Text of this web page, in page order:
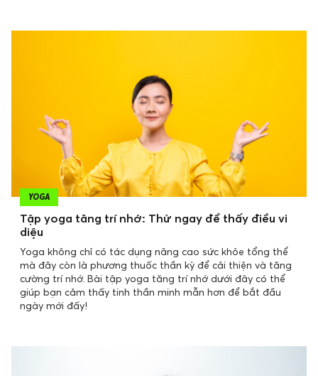
YOGA
Tập yoga tăng trí nhớ: Thử ngay để thấy điều vi
diệu
Yoga không chỉ có tác dụng nâng cao sức khỏe tổng thể
mà đây còn là phương thuốc thần kỳ để cải thiện và tăng
cường trí nhớ. Bài tập yoga tăng trí nhớ dưới đây có thể
giúp bạn cảm thấy tinh thần minh mẫn hơn để bắt đầu
ngày mới đấy!